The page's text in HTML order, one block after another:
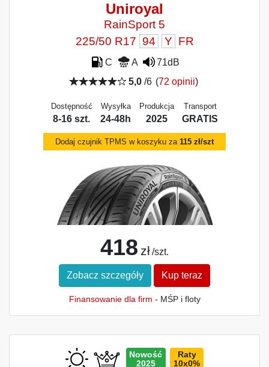
Uniroyal
RainSport 5
225/50 R17 94 Y FR
C A
71dB
5,0/6 (72 opinii)
Dostępność
8-16 szt.
Wysyłka
24-48h
Produkcja
2025
Transport
GRATIS
Dodaj czujnik TPMS w koszyku za 115 zł/szt
418 zł /szt.
Zobacz szczegóły Kup teraz
Finansowanie dla firm - MŚP i floty
Nowość
2025
Raty
10x0%